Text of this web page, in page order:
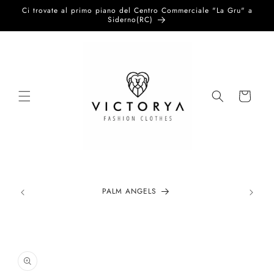
direttamente
Ci trovate al primo piano del Centro Commerciale "La Gru" a
Siderno(RC)
Carrello
PALM ANGELS
informazioni
sul prodotto